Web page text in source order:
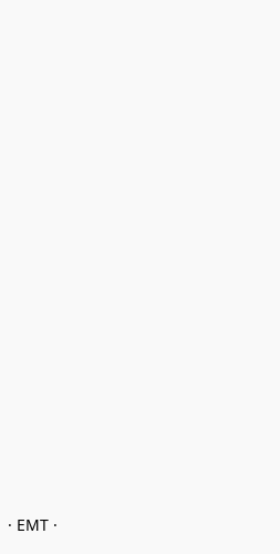
· EMT ·